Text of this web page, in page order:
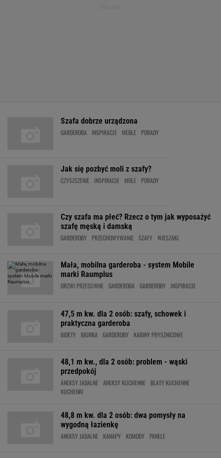
Szafa dobrze urządzona
GARDEROBA INSPIRACJE MEBLE PORADY
Jak się pozbyć moli z szafy?
CZYSZCZENIE INSPIRACJE MOLE PORADY
Czy szafa ma płeć? Rzecz o tym jak wyposażyć
szafę męską i damską
GARDEROBY PRZECHOWYWANIE SZAFY WIESZAKI
Mała, mobilna garderoba - system Mobile
marki Raumplus
DRZWI PRZESUWNE GARDEROBA GARDEROBY INSPIRACJE
47,5 m kw. dla 2 osób: szafy, schowek i
praktyczna garderoba
BIDETY BIURKA GARDEROBY KABINY PRYSZNICOWE
48,1 m kw., dla 2 osób: problem - wąski
przedpokój
ANEKSY JADALNE ANEKSY KUCHENNE
BLATY KUCHENNE
KUCHENKI
48,8 m kw. dla 2 osób: dwa pomysły na
wygodną łazienkę
ANEKSY JADALNE KANAPY KOMODY PANELE